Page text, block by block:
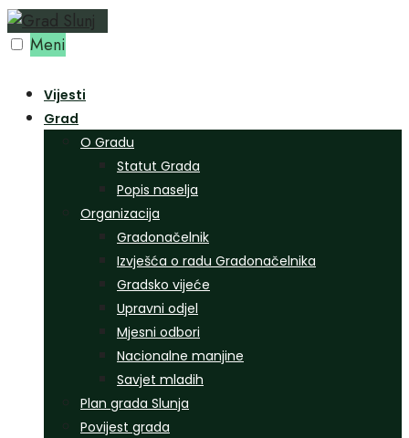
Preskoči
na Meni
Vijesti
Grad
O Gradu
Statut Grada
Popis naselja
Organizacija
Gradonačelnik
Izvješća o radu Gradonačelnika
Gradsko vijeće
Upravni odjel
Mjesni odbori
Nacionalne manjine
Savjet mladih
Plan grada Slunja
Povijest grada